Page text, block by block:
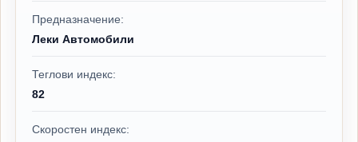
Предназначение:
Леки Автомобили
Теглови индекс:
82
Скоростен индекс: